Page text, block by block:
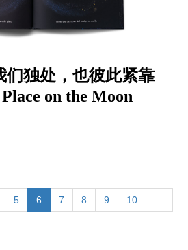
们独处，也彼此紧靠
on the Moon
5 6 7 8 9 10